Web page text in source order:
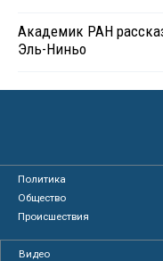
Академик РАН
Эль-Ниньо
Политика
Общество
Происшествия
Видео